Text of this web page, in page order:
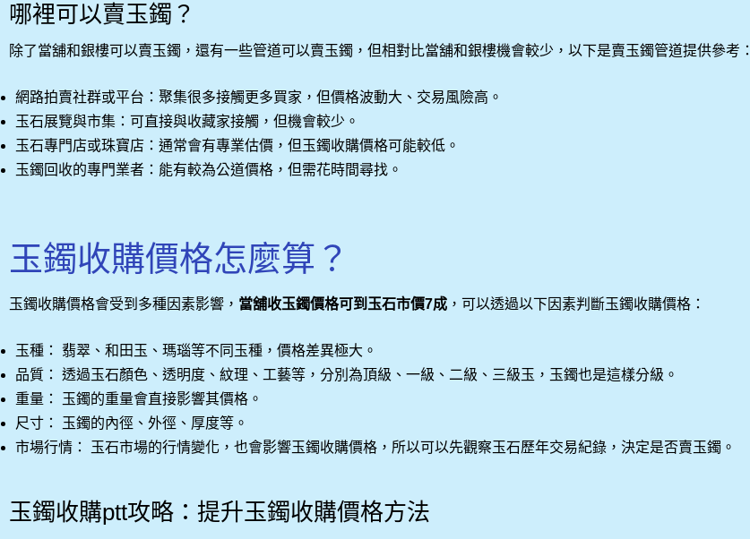
哪裡可以賣玉鐲？
除了當舖和銀樓可以賣玉鐲，還有一些管道可以賣玉鐲，但相對比當舖和銀樓機會較少，以下是賣玉鐲管道提供參考：
網路拍賣社群或平台：聚集很多接觸更多買家，但價格波動大、交易風險高。
玉石展覽與市集：可直接與收藏家接觸，但機會較少。
玉石專門店或珠寶店：通常會有專業估價，但玉鐲收購價格可能較低。
玉鐲回收的專門業者：能有較為公道價格，但需花時間尋找。
玉鐲收購價格怎麼算？
玉鐲收購價格會受到多種因素影響， 當舖收玉鐲價格可到玉石市價7成 ，可以透過以下因素判斷玉鐲收購價格：
玉種： 翡翠、和田玉、瑪瑙等不同玉種，價格差異極大。
品質： 透過玉石顏色、透明度、紋理、工藝等，分別為頂級、一級、二級、三級玉，玉鐲也是這樣分級。
重量： 玉鐲的重量會直接影響其價格。
尺寸： 玉鐲的內徑、外徑、厚度等。
市場行情： 玉石市場的行情變化，也會影響玉鐲收購價格，所以可以先觀察玉石歷年交易紀錄，決定是否賣玉鐲。
玉鐲收購ptt攻略：提升玉鐲收購價格方法